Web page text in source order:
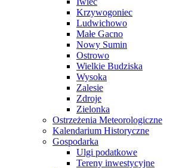
Krzywogoniec
Ludwichowo
Małe Gacno
Nowy Sumin
Ostrowo
Wielkie Budziska
Wysoka
Zalesie
Zdroje
Zielonka
Ostrzeżenia Meteorologiczne
Kalendarium Historyczne
Gospodarka
Ulgi podatkowe
Tereny inwestycyjne